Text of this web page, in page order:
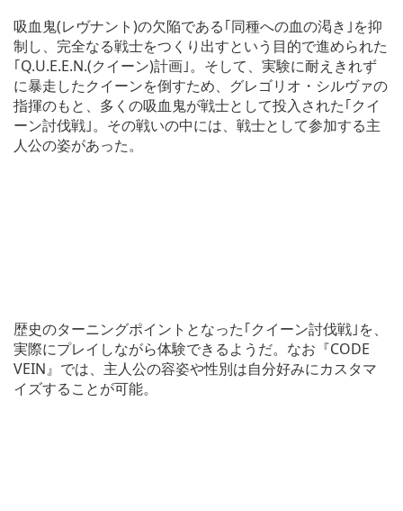
吸血鬼(レヴナント)の欠陥である｢同種への血の渇き｣を抑
制し、完全なる戦士をつくり出すという目的で進められた
｢Q.U.E.E.N.(クイーン)計画｣。そして、実験に耐えきれず
に暴走したクイーンを倒すため、グレゴリオ・シルヴァの
指揮のもと、多くの吸血鬼が戦士として投入された｢クイ
ーン討伐戦｣。その戦いの中には、戦士として参加する主
人公の姿があった。
歴史のターニングポイントとなった｢クイーン討伐戦｣を、
実際にプレイしながら体験できるようだ。なお『CODE
VEIN』では、主人公の容姿や性別は自分好みにカスタマ
イズすることが可能。